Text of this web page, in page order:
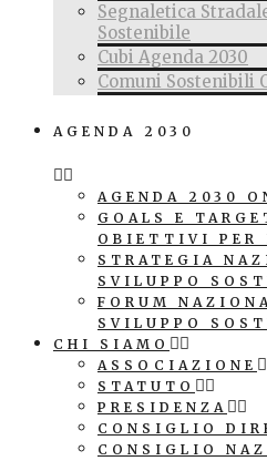
Segnaletica
Sostenibile
Cubi Agenda 2030
Comuni Sostenibili
AGENDA 2030
AGENDA 2030
GOALS E
OBIETTIVI PER
STRATEGIA
SVILUPPO
FORUM
SVILUPPO
CHI SIAMO
ASSOCIAZIONE
STATUTO
PRESIDENZA
CONSIGLIO
CONSIGLIO